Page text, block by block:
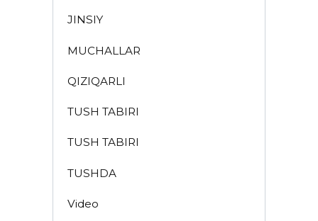
JINSIY
MUCHALLAR
QIZIQARLI
TUSH TABIRI
TUSH TABIRI
TUSHDA
Video